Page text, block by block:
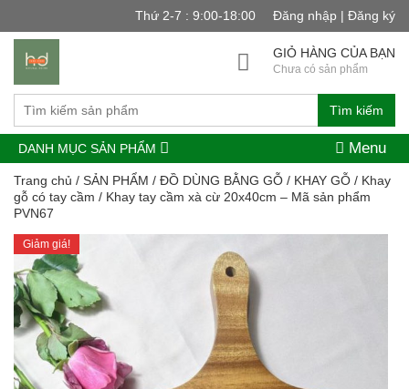
Thứ 2-7 : 9:00-18:00 Đăng nhập | Đăng ký
Tìm kiếm
GIỎ HÀNG CỦA BẠN
Chưa có sản phẩm
DANH MỤC SẢN PHẨM Menu
Trang chủ / SẢN PHẨM / ĐỒ DÙNG BẰNG GỖ / KHAY GỖ / Khay
gỗ có tay cầm / Khay tay cầm xà cừ 20x40cm – Mã sản phẩm
PVN67
Giảm giá!